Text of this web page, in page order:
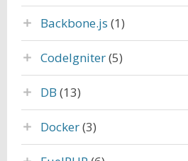
Backbone.js (1)
CodeIgniter(5)
DB (13)
Docker(3)